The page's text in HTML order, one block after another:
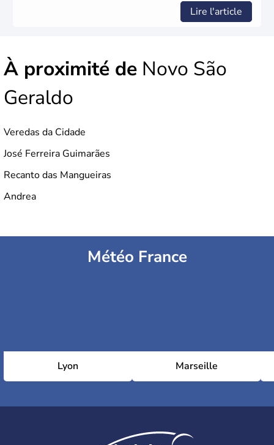
Lire l'article
À proximité de Novo São
Geraldo
Veredas da Cidade
José Ferreira Guimarães
Recanto das Mangueiras
Andrea
Météo France
Lyon Marseille